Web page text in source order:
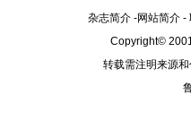
杂志简介-网站简介-
Copyright©
转载需注明来源